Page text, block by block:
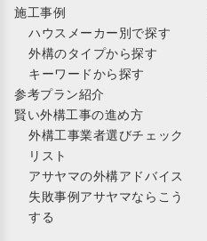
施工事例
ハウスメーカー別で探す
外構のタイプから探す
キーワードから探す
参考プラン紹介
賢い外構工事の進め方
外構工事業者選びチェック
リスト
アサヤマの外構アドバイス
失敗事例アサヤマならこう
する